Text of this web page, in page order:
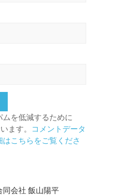
ムを低減するために
ます。 コメントデータ
こちらをご覧くださ
会社 飯山陽平